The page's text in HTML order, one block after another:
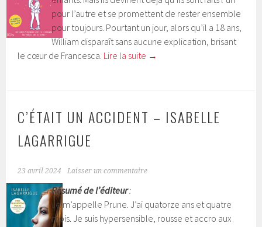
pour l’autre et se promettent de rester ensemble
pour toujours. Pourtant un jour, alors qu’il a 18 ans,
William disparaît sans aucune explication, brisant
le cœur de Francesca. Lire la suite →
C’ÉTAIT UN ACCIDENT – ISABELLE
LAGARRIGUE
23 avril 2024 Laisser un commentaire
Résumé de l’éditeur:
Je m’appelle Prune. J’ai quatorze ans et quatre
mois. Je suis hypersensible, rousse et accro aux